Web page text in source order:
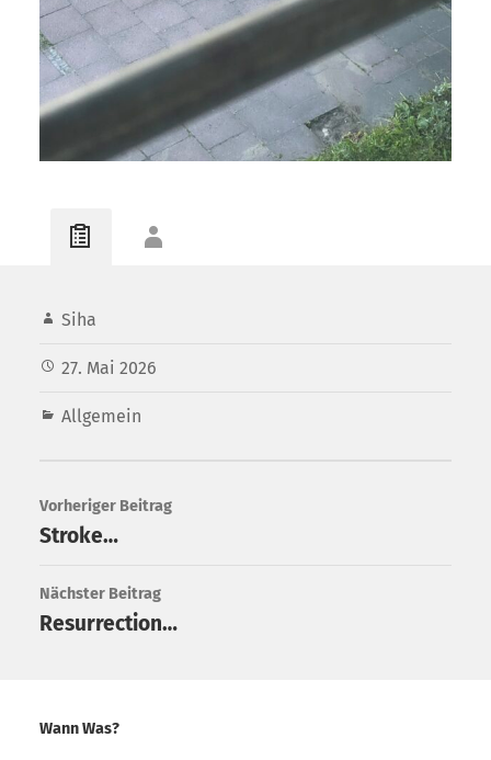
Siha
27. Mai 2026
Allgemein
Vorheriger Beitrag
Stroke…
Nächster Beitrag
Resurrection…
Wann Was?